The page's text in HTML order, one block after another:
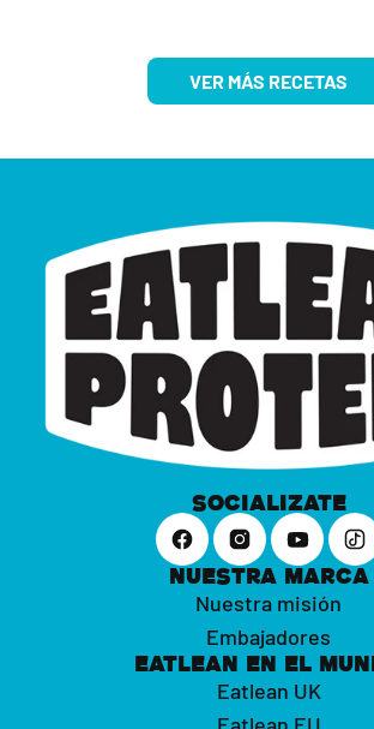
VER MÁS RECETAS
SOCIALIZATE
NUESTRA MARCA
Nuestra misión
Embajadores
EATLEAN EN EL
Eatlean UK